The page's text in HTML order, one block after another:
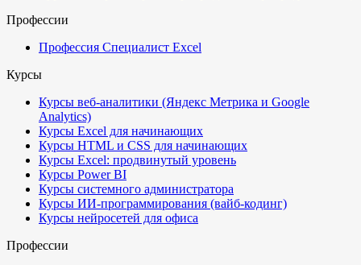
Профессии
Профессия Специалист Excel
Курсы
Курсы веб-аналитики (Яндекс Метрика и Google
Analytics)
Курсы Excel для начинающих
Курсы HTML и CSS для начинающих
Курсы Excel: продвинутый уровень
Курсы Power BI
Курсы системного администратора
Курсы ИИ-программирования (вайб-кодинг)
Курсы нейросетей для офиса
Профессии